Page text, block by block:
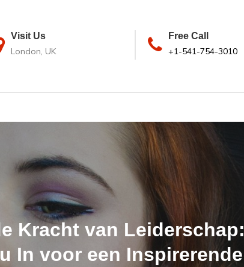
Visit Us
London, UK
Free Call
+1-541-754-3010
Kracht van Leiderschap:
In voor een Inspirerende